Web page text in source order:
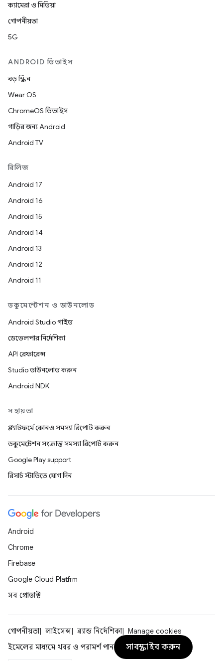
ক্যামেরা ও মিডিয়া
গোপনীয়তা
5G
ANDROID ডিভাইস
বড় স্ক্রিন
Wear OS
ChromeOS ডিভাইস
গাড়ির জন্য Android
Android TV
রিলিজ
Android 17
Android 16
Android 15
Android 14
Android 13
Android 12
Android 11
ডকুমেন্টেশন ও ডাউনলোড
Android Studio গাইড
ডেভেলপার নির্দেশিকা
API রেফারেন্স
Studio ডাউনলোড করুন
Android NDK
সহায়তা
প্ল্যাটফর্মে কোনও সমস্যা রিপোর্ট করুন
ডকুমেন্টেশন সংক্রান্ত সমস্যা রিপোর্ট করুন
Google Play support
রিসার্চ স্টাডিতে যোগ দিন
Android
Chrome
Firebase
Google Cloud Platform
সব প্রোডাক্ট
গোপনীয়তা লাইসেন্স ব্র্যান্ড নির্দেশিকা
Manage cookies
ইমেলের মাধ্যমে খবর ও পরামর্শ পান
সাবস্ক্রাইব করুন